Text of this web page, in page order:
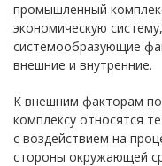
промышленный
экономическую
системообразующие
внешние и внутренние.
К внешним факторам
комплексу относятся
с воздействием на
стороны окружающей